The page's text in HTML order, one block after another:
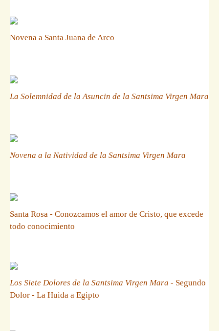
Novena a Santa Juana de Arco
La Solemnidad de la Asuncin de la Santsima Virgen Mara
Novena a la Natividad de la Santsima Virgen Mara
Santa Rosa - Conozcamos el amor de Cristo, que excede
todo conocimiento
Los Siete Dolores de la Santsima Virgen Mara - Segundo
Dolor - La Huida a Egipto